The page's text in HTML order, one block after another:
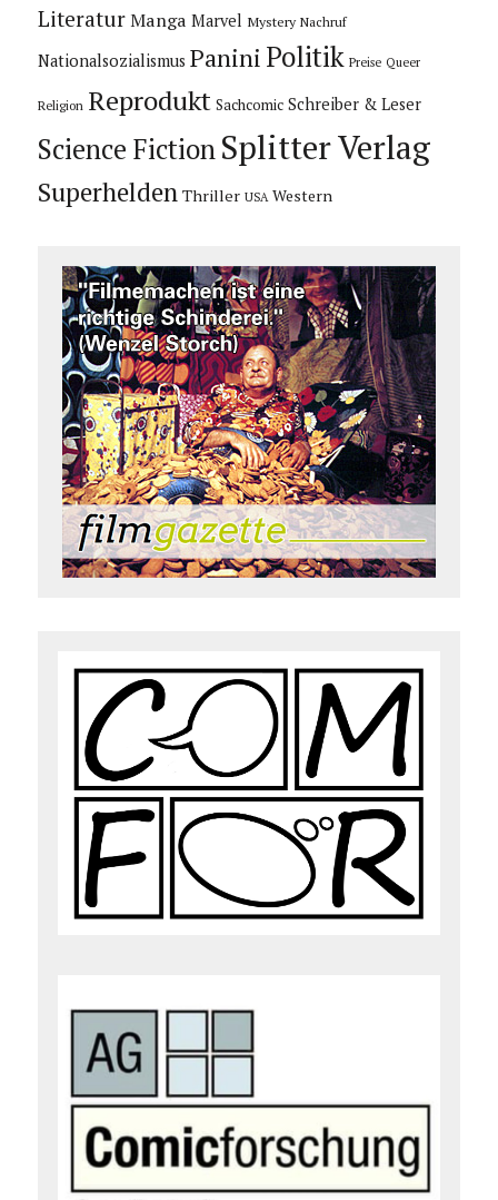
Literatur Manga Marvel Mystery Nachruf
Nationalsozialismus Panini Politik Preise Queer
Religion Reprodukt Sachcomic Schreiber & Leser
Science Fiction Splitter Verlag
Superhelden Thriller USA Western